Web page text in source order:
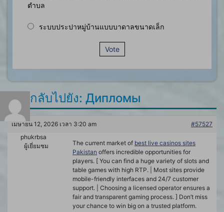
ตำบล
ระบบประปาหมู่บ้านแบบบาดาลขนาดเล็ก
Vote
ตอบกลับไปยัง: Дипломы
เมษายน 12, 2026 เวลา 3:20 am
#57527
phukrbsa
ผู้เยี่ยมชม
The current market of best live casinos sites
Pakistan offers incredible opportunities for
players. [ You can find a huge variety of slots and
table games with high RTP. | Most sites provide
mobile-friendly interfaces and 24/7 customer
support. | Choosing a licensed operator ensures a
fair and transparent gaming process. ] Don’t miss
your chance to win big on a trusted platform.